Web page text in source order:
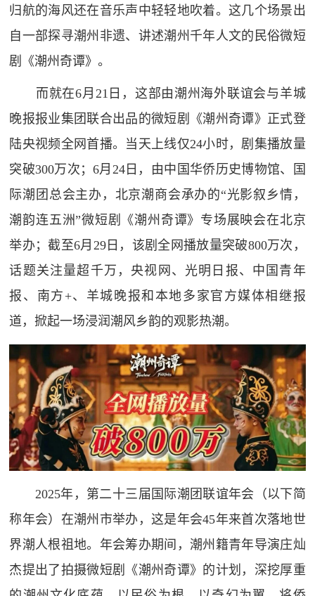
归航的海风还在音乐声中轻轻地吹着。这几个场景出
自一部探寻潮州非遗、讲述潮州千年人文的民俗微短
剧《潮州奇谭》。
而就在6月21日，这部由潮州海外联谊会与羊城
晚报报业集团联合出品的微短剧《潮州奇谭》正式登
陆央视频全网首播。当天上线仅24小时，剧集播放量
突破300万次；6月24日，由中国华侨历史博物馆、国
际潮团总会主办，北京潮商会承办的“光影叙乡情，
潮韵连五洲”微短剧《潮州奇谭》专场展映会在北京
举办；截至6月29日，该剧全网播放量突破800万次，
话题关注量超千万，央视网、光明日报、中国青年
报、南方+、羊城晚报和本地多家官方媒体相继报
道，掀起一场浸润潮风乡韵的观影热潮。
2025年，第二十三届国际潮团联谊年会（以下简
称年会）在潮州市举办，这是年会45年来首次落地世
界潮人根祖地。年会筹办期间，潮州籍青年导演庄灿
杰提出了拍摄微短剧《潮州奇谭》的计划，深挖厚重